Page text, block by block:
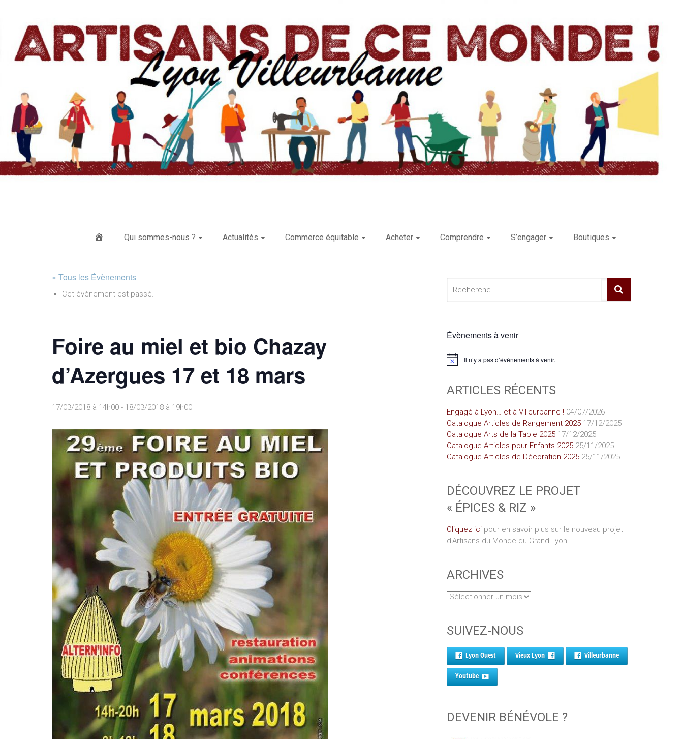
ÉlémentQui sommes-nous ? Actualités Commerce équitable Acheter Comprendre S’engager Boutiques
« Tous les Évènements
Cet évènement est passé.
Foire au miel et bio Chazay
d’Azergues 17 et 18 mars
17/03/2018 à 14h00 - 18/03/2018 à 19h00
Évènements à venir
Notice Il n’y a pas d’évènements à venir.
ARTICLES RÉCENTS
Engagé à Lyon… et à Villeurbanne ! 04/07/2026
Catalogue Articles de Rangement 2025 17/12/2025
Catalogue Arts de la Table 2025 17/12/2025
Catalogue Articles pour Enfants 2025 25/11/2025
Catalogue Articles de Décoration 2025 25/11/2025
DÉCOUVREZ LE PROJET
« ÉPICES & RIZ »
Cliquez ici pour en savoir plus sur le nouveau projet
d'Artisans du Monde du Grand Lyon.
ARCHIVES
SUIVEZ-NOUS
Lyon Ouest Vieux Lyon Villeurbanne
Youtube
DEVENIR BÉNÉVOLE ?